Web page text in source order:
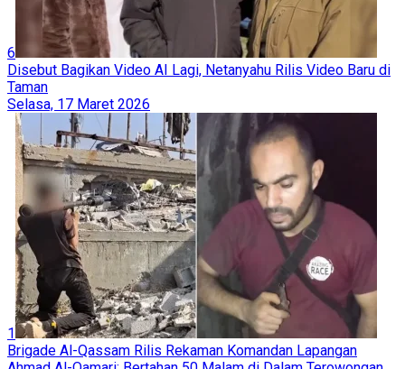
6
Disebut Bagikan Video AI Lagi, Netanyahu Rilis Video Baru di
Taman
Selasa, 17 Maret 2026
1
Brigade Al-Qassam Rilis Rekaman Komandan Lapangan